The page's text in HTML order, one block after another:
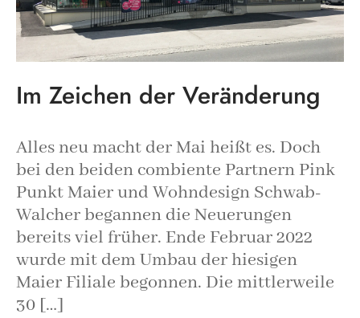
Im Zeichen der Veränderung
Alles neu macht der Mai heißt es. Doch
bei den beiden combiente Partnern Pink
Punkt Maier und Wohndesign Schwab-
Walcher begannen die Neuerungen
bereits viel früher. Ende Februar 2022
wurde mit dem Umbau der hiesigen
Maier Filiale begonnen. Die mittlerweile
30 […]